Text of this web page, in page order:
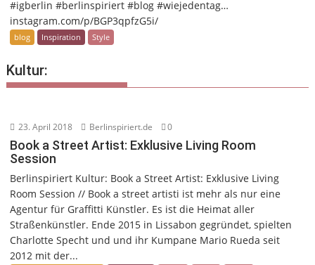
#igberlin #berlinspiriert #blog #wiejedentag…
instagram.com/p/BGP3qpfzG5i/
blog Inspiration Style
Kultur:
23. April 2018 Berlinspiriert.de 0
Book a Street Artist: Exklusive Living Room
Session
Berlinspiriert Kultur: Book a Street Artist: Exklusive Living
Room Session // Book a street artisti ist mehr als nur eine
Agentur für Graffitti Künstler. Es ist die Heimat aller
Straßenkünstler. Ende 2015 in Lissabon gegründet, spielten
Charlotte Specht und und ihr Kumpane Mario Rueda seit
2012 mit der...